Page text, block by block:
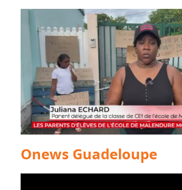
Onews Guadeloupe